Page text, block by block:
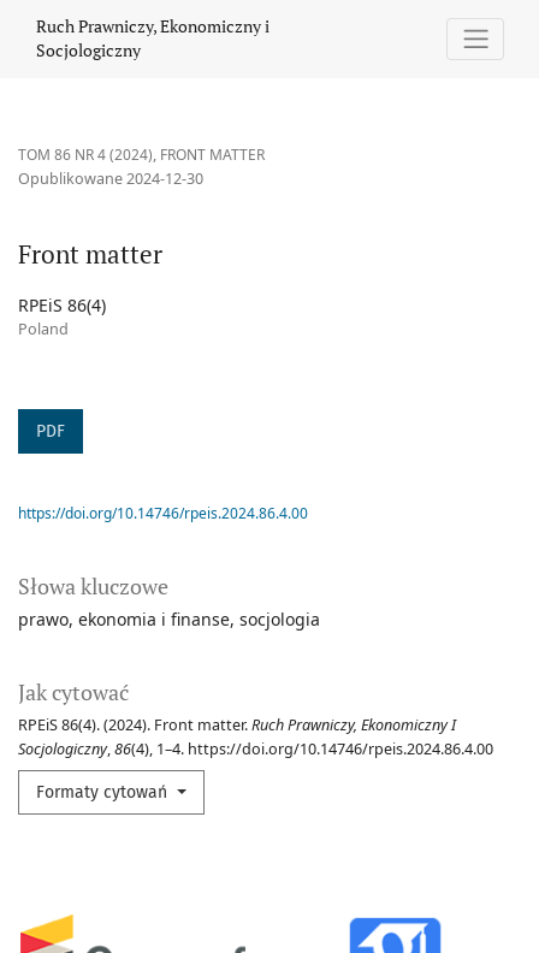
Ruch Prawniczy, Ekonomiczny i
Socjologiczny
TOM 86 NR 4 (2024), FRONT MATTER
Front matter
Opublikowane 2024-12-30
RPEiS 86(4)
Poland
PDF
Słowa kluczowe
prawo ekonomia i finanse socjologia
Jak cytować
RPEiS 86(4). (2024). Front matter.Ruch Prawniczy, Ekonomiczny I
Socjologiczny,86(4), 1–4. https://doi.org/10.14746/rpeis.2024.86.4.00
Formaty cytowań
https://doi.org/10.14746/rpeis.2024.86.4.00